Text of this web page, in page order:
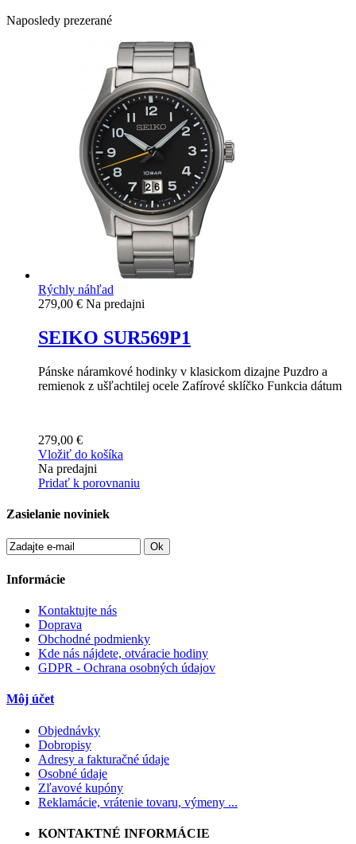
Naposledy prezerané
Rýchly náhľad
279,00 € Na predajni
SEIKO SUR569P1
Pánske náramkové hodinky v klasickom dizajne Puzdro a
remienok z ušľachtilej ocele Zafírové sklíčko Funkcia dátum
279,00 €
Vložiť do košíka
Na predajni
Pridať k porovnaniu
Zasielanie noviniek
Ok
Informácie
Kontaktujte nás
Doprava
Obchodné podmienky
Kde nás nájdete, otváracie hodiny
GDPR - Ochrana osobných údajov
Môj účet
Objednávky
Dobropisy
Adresy a fakturačné údaje
Osobné údaje
Zľavové kupóny
Reklamácie, vrátenie tovaru, výmeny ...
KONTAKTNÉ INFORMÁCIE